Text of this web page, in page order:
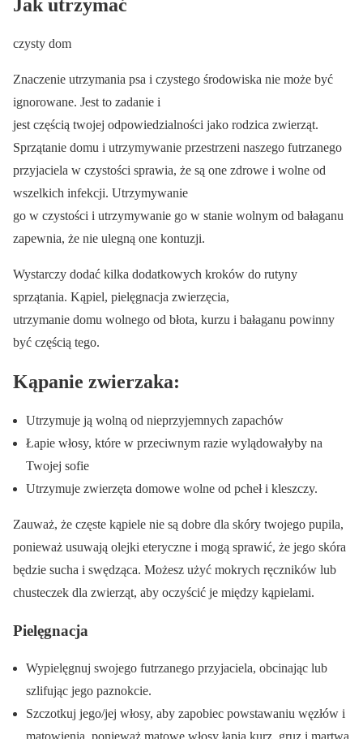
Jak utrzymać
czysty dom
Znaczenie utrzymania psa i czystego środowiska nie może być
ignorowane. Jest to zadanie i
jest częścią twojej odpowiedzialności jako rodzica zwierząt.
Sprzątanie domu i utrzymywanie przestrzeni naszego futrzanego
przyjaciela w czystości sprawia, że są one zdrowe i wolne od
wszelkich infekcji. Utrzymywanie
go w czystości i utrzymywanie go w stanie wolnym od bałaganu
zapewnia, że nie ulegną one kontuzji.
Wystarczy dodać kilka dodatkowych kroków do rutyny
sprzątania. Kąpiel, pielęgnacja zwierzęcia,
utrzymanie domu wolnego od błota, kurzu i bałaganu powinny
być częścią tego.
Kąpanie zwierzaka:
Utrzymuje ją wolną od nieprzyjemnych zapachów
Łapie włosy, które w przeciwnym razie wylądowałyby na
Twojej sofie
Utrzymuje zwierzęta domowe wolne od pcheł i kleszczy.
Zauważ, że częste kąpiele nie są dobre dla skóry twojego pupila,
ponieważ usuwają olejki eteryczne i mogą sprawić, że jego skóra
będzie sucha i swędząca. Możesz użyć mokrych ręczników lub
chusteczek dla zwierząt, aby oczyścić je między kąpielami.
Pielęgnacja
Wypielęgnuj swojego futrzanego przyjaciela, obcinając lub
szlifując jego paznokcie.
Szczotkuj jego/jej włosy, aby zapobiec powstawaniu węzłów i